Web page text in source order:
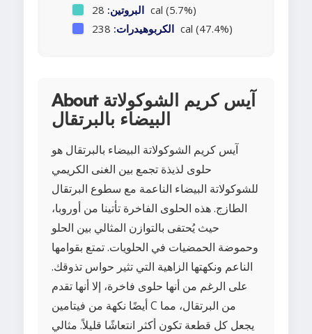
البروتين: 28 cal (5.7%)
الكربوهيدرات: 238 cal (47.4%)
About آيس كريم الشوكولاتة
البيضاء بالبرتقال
آيس كريم الشوكولاتة البيضاء بالبرتقال هو
حلوى لذيذة تجمع بين الغنى الكريمي
للشوكولاتة البيضاء الناعمة مع سطوع البرتقال
الطازج. هذه الحلوى الفاخرة تأتينا من أوروبا،
حيث يُحتفى بالتوازن المثالي بين الحلو
وحموضة الحمضيات في الحلويات. تمتع بقوامها
الناعم ونكهتها الزاهية التي تثير حواس تذوقك.
على الرغم من أنها حلوى فاخرة، إلا أنها تقدم
أيضًا نكهة من فيتامين C من البرتقال، مما
يجعل كل قطعة تكون أكثر انتعاشًا قليلاً. مثالي